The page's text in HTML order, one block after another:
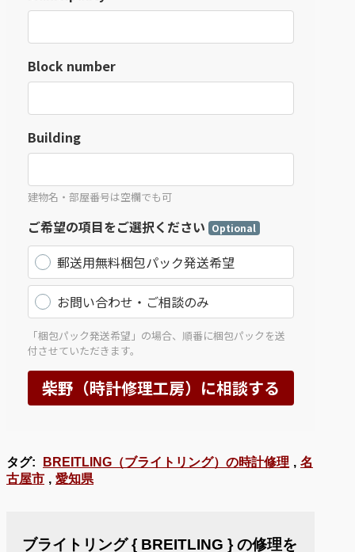
タグ: BREITLING（ブライトリング）の時計修理 , 名
古屋市 , 愛知県
ブライトリング { BREITLING } の修理を